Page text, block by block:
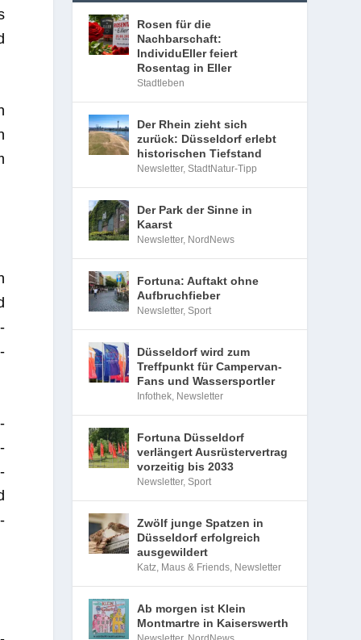
Rosen für die
Nachbarschaft:
IndividuEller feiert
Rosentag in Eller
Stadtleben
Der Rhein zieht sich
zurück: Düsseldorf erlebt
historischen Tiefstand
Newsletter,StadtNatur-Tipp
Der Park der Sinne in
Kaarst
Newsletter, NordNews
Fortuna: Auftakt ohne
Aufbruchfieber
Newsletter,Sport
Düsseldorf wird zum
Treffpunkt für Campervan-
Fans und Wassersportler
Infothek, Newsletter
Fortuna Düsseldorf
verlängert Ausrüstervertrag
vorzeitig bis 2033
Newsletter,Sport
Zwölf junge Spatzen in
Düsseldorf erfolgreich
ausgewildert
Katz, Maus & Friends, Newsletter
Ab morgen ist Klein
Montmartre in Kaiserswerth